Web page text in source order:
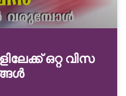
ഒറ്റ വിസ